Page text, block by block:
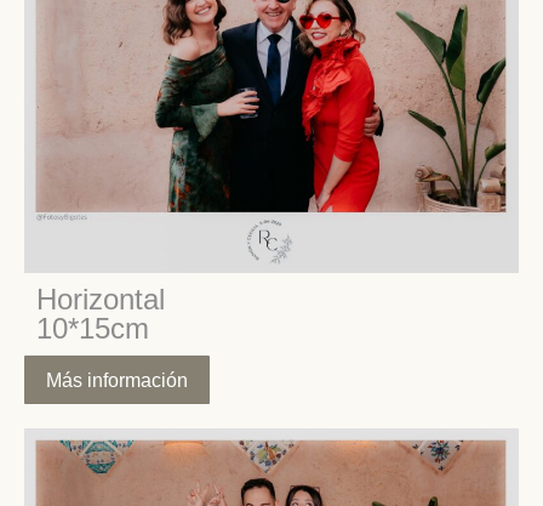
Horizontal
10*15cm
Más información